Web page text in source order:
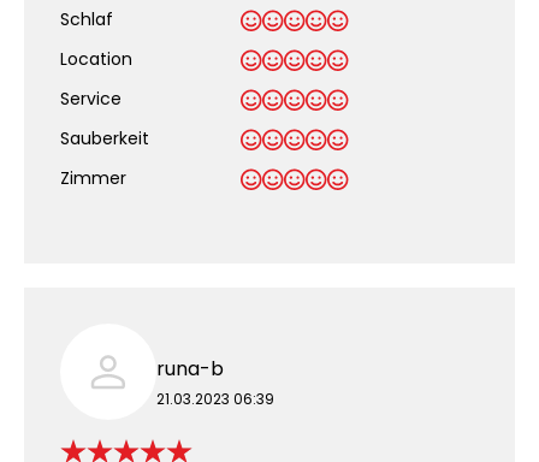
Schlaf
Location
Service
Sauberkeit
Zimmer
runa-b
21.03.2023 06:39